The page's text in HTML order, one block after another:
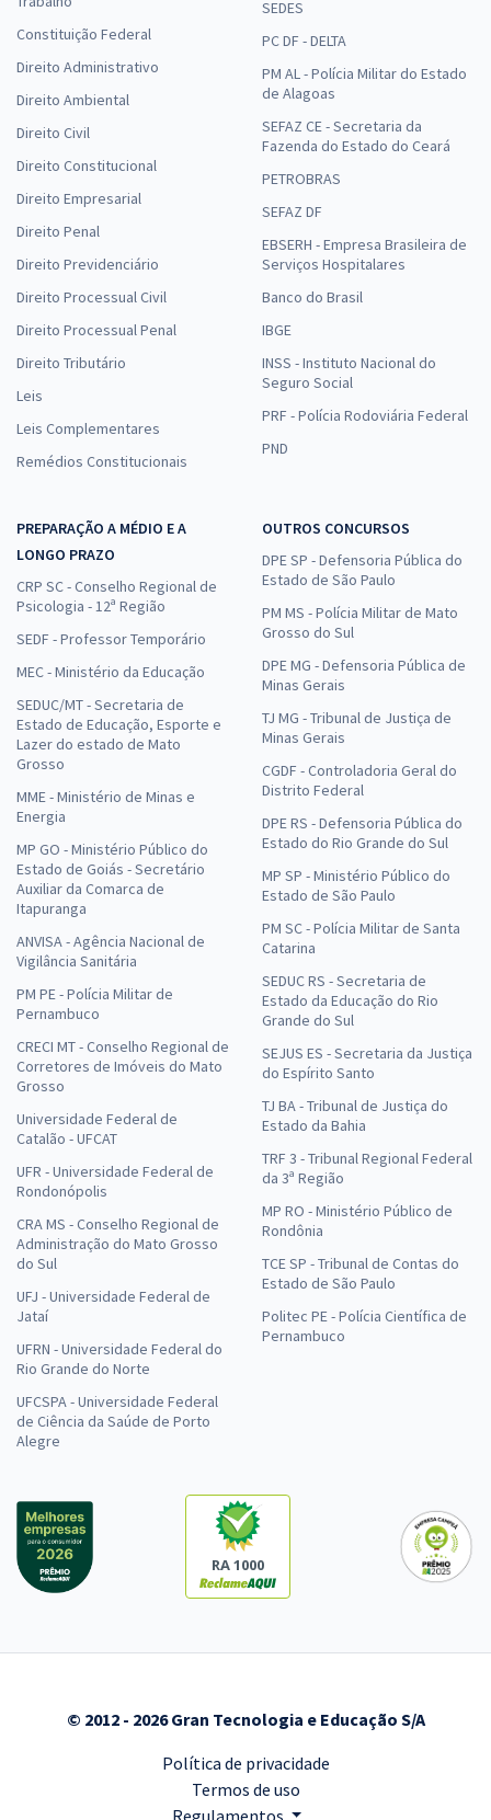
Constituição Federal
Direito Administrativo
Direito Ambiental
Direito Civil
Direito Constitucional
Direito Empresarial
Direito Penal
Direito Previdenciário
Direito Processual Civil
Direito Processual Penal
Direito Tributário
Leis
Leis Complementares
Remédios Constitucionais
SEDES
PC DF - DELTA
PM AL - Polícia Militar do Estado
de Alagoas
SEFAZ CE - Secretaria da
Fazenda do Estado do Ceará
PETROBRAS
SEFAZ DF
EBSERH - Empresa Brasileira de
Serviços Hospitalares
Banco do Brasil
IBGE
INSS - Instituto Nacional do
Seguro Social
PRF - Polícia Rodoviária Federal
PND
PREPARAÇÃO A MÉDIO E A
LONGO PRAZO
CRP SC - Conselho Regional de
Psicologia - 12ª Região
SEDF - Professor Temporário
MEC - Ministério da Educação
SEDUC/MT - Secretaria de
Estado de Educação, Esporte e
Lazer do estado de Mato
Grosso
MME - Ministério de Minas e
Energia
MP GO - Ministério Público do
Estado de Goiás - Secretário
Auxiliar da Comarca de
Itapuranga
ANVISA - Agência Nacional de
Vigilância Sanitária
PM PE - Polícia Militar de
Pernambuco
CRECI MT - Conselho Regional de
Corretores de Imóveis do Mato
Grosso
Universidade Federal de
Catalão - UFCAT
UFR - Universidade Federal de
Rondonópolis
CRA MS - Conselho Regional de
Administração do Mato Grosso
do Sul
UFJ - Universidade Federal de
Jataí
UFRN - Universidade Federal do
Rio Grande do Norte
UFCSPA - Universidade Federal
de Ciência da Saúde de Porto
Alegre
OUTROS CONCURSOS
DPE SP - Defensoria Pública do
Estado de São Paulo
PM MS - Polícia Militar de Mato
Grosso do Sul
DPE MG - Defensoria Pública de
Minas Gerais
TJ MG - Tribunal de Justiça de
Minas Gerais
CGDF - Controladoria Geral do
Distrito Federal
DPE RS - Defensoria Pública do
Estado do Rio Grande do Sul
MP SP - Ministério Público do
Estado de São Paulo
PM SC - Polícia Militar de Santa
Catarina
SEDUC RS - Secretaria de
Estado da Educação do Rio
Grande do Sul
SEJUS ES - Secretaria da Justiça
do Espírito Santo
TJ BA - Tribunal de Justiça do
Estado da Bahia
TRF 3 - Tribunal Regional Federal
da 3ª Região
MP RO - Ministério Público de
Rondônia
TCE SP - Tribunal de Contas do
Estado de São Paulo
Politec PE - Polícia Científica de
Pernambuco
RA 1000
© 2012 - 2026 Gran Tecnologia e Educação S/A
Política de privacidade
Termos de uso
Regulamentos